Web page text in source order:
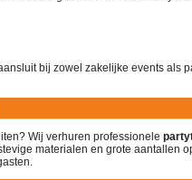
bij zowel zakelijke events als
Wij verhuren professionele
materialen en grote aantallen